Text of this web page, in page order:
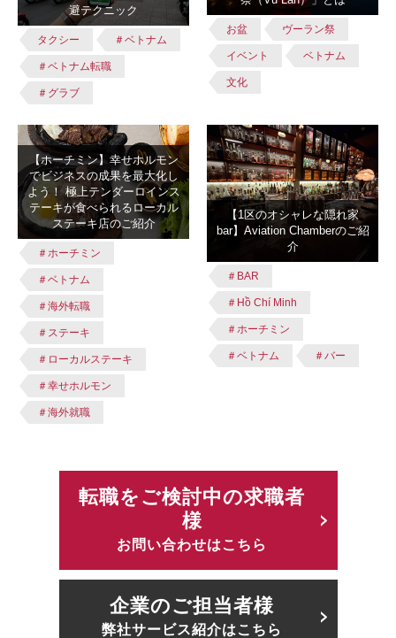
避テクニック
タクシー ＃ベトナム
＃ベトナム転職
＃グラブ
お盆 ヴーラン祭
イベント ベトナム
文化
【ホーチミン】幸せホルモン
でビジネスの成果を最大化し
よう！ 極上テンダーロインス
テーキが食べられるローカル
ステーキ店のご紹介
＃ホーチミン
＃ベトナム
＃海外転職
＃ステーキ
＃ローカルステーキ
＃幸せホルモン
＃海外就職
【1区のオシャレな隠れ家
bar】Aviation Chamberのご紹
介
＃BAR
＃Hồ Chí Minh
＃ホーチミン
＃ベトナム ＃バー
転職をご検討中の求職者
様
お問い合わせはこちら
企業のご担当者様
弊社サービス紹介はこちら